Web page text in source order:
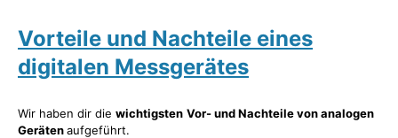
Vorteile und Nachteile eines
digitalen Messgerätes
Wir haben dir die wichtigsten Vor- und Nachteile von analogen
Gerätenaufgeführt.